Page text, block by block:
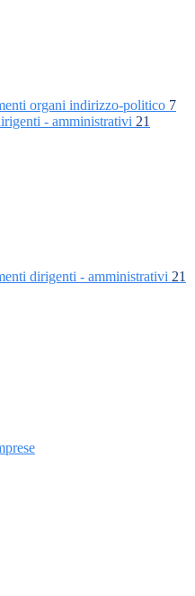
organi indirizzo-politico 7
- amministrativi 21
dirigenti - amministrativi 21